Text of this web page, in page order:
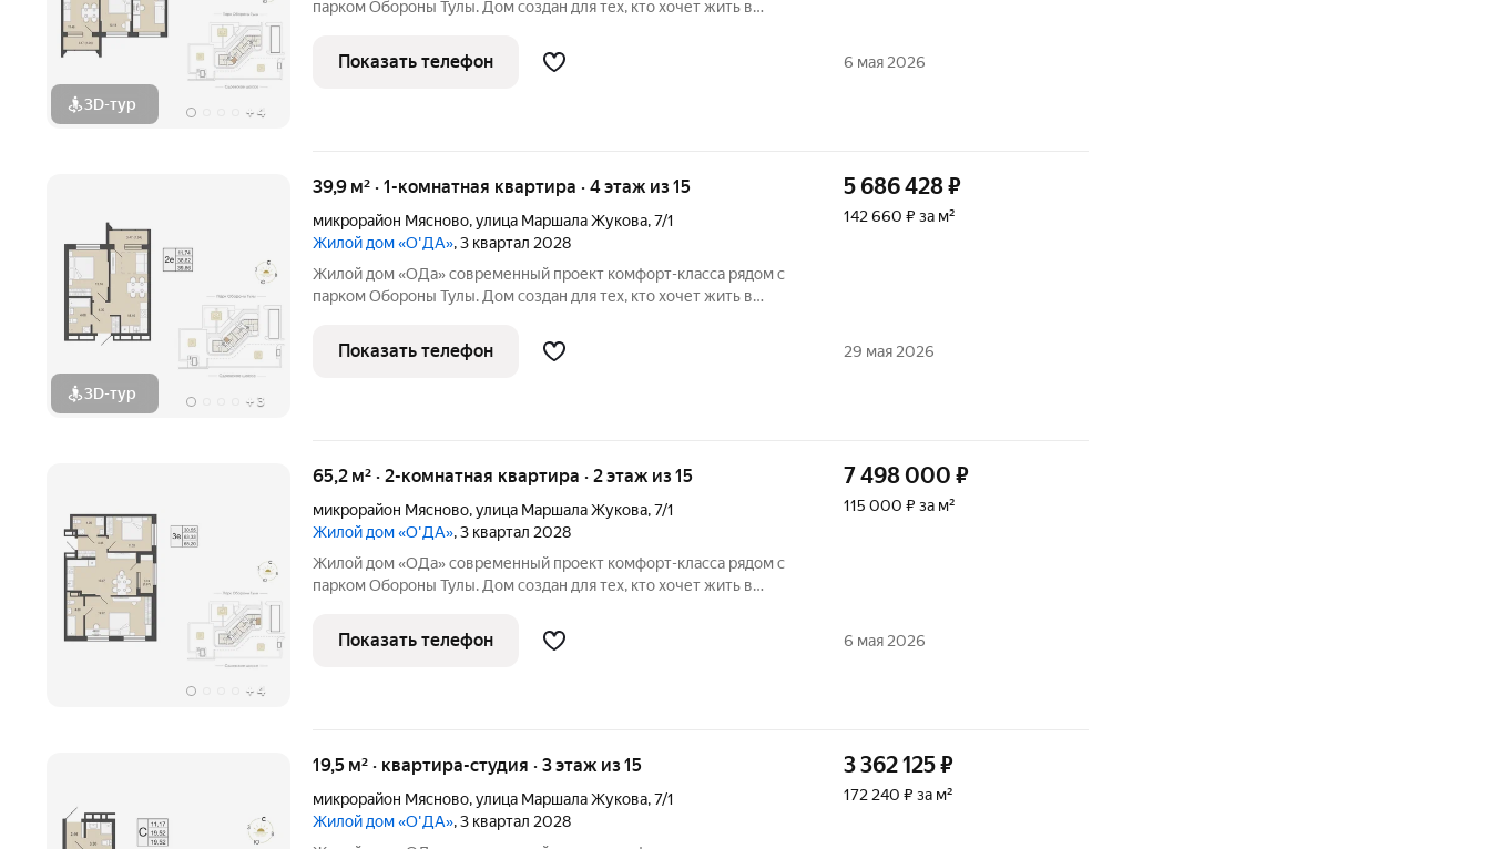
3D-тур + 4
парком Обороны Тулы. Дом создан для тех, кто хочет жить в
центра около 20 минут. Локация и окружение ключевое
преимущество Дом
Показать телефон 6 мая 2026
3D-тур + 3
39,9 м² · 1-комнатная квартира · 4 этаж из 15
микрорайон Мясново,улица Маршала Жукова,7/1
Жилой дом «О'ДА», 3 квартал 2028
Жилой дом «ОДа» современный проект комфорт-класса рядом с
парком Обороны Тулы. Дом создан для тех, кто хочет жить в
центра около 20 минут. Локация и окружение ключевое
преимущество Дом
5 686 428₽
142 660 ₽ за м²
Показать телефон 29 мая 2026
+ 4
65,2 м² · 2-комнатная квартира · 2 этаж из 15
микрорайон Мясново,улица Маршала Жукова,7/1
Жилой дом «О'ДА», 3 квартал 2028
Жилой дом «ОДа» современный проект комфорт-класса рядом с
парком Обороны Тулы. Дом создан для тех, кто хочет жить в
центра около 20 минут. Локация и окружение ключевое
преимущество Дом
7 498 000 ₽
115 000 ₽ за м²
Показать телефон 6 мая 2026
19,5 м² · квартира-студия · 3 этаж из 15
микрорайон Мясново,улица Маршала Жукова,7/1
Жилой дом «О'ДА», 3 квартал 2028
3 362 125₽
172 240 ₽ за м²